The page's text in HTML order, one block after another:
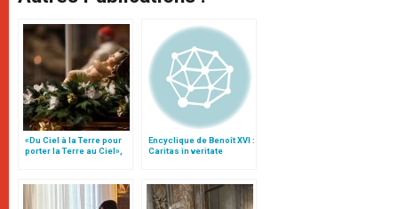
«Du Ciel à la Terre pour
porter la Terre au Ciel»,
Encyclique de Benoît XVI :
Caritas in veritate